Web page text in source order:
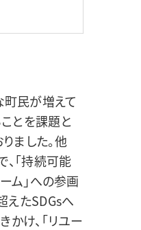
民が増えて
とを課題と
ました。他
「持続可能
ム」への参画
えたSDGsへ
け、「リユー